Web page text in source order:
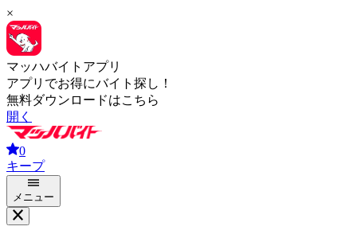
×
マッハバイトアプリ
アプリでお得にバイト探し！
無料ダウンロードはこちら
開く
0
キープ
メニュー